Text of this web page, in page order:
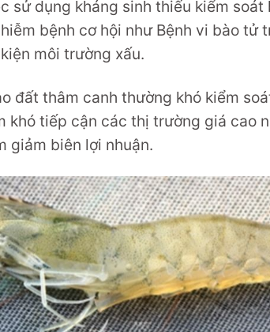
sử dụng kháng sinh thiếu kiểm
bệnh cơ hội như Bệnh vi bào tử
môi trường xấu.
đất thâm canh thường khó kiểm
khó tiếp cận các thị trường giá cao
giảm biên lợi nhuận.